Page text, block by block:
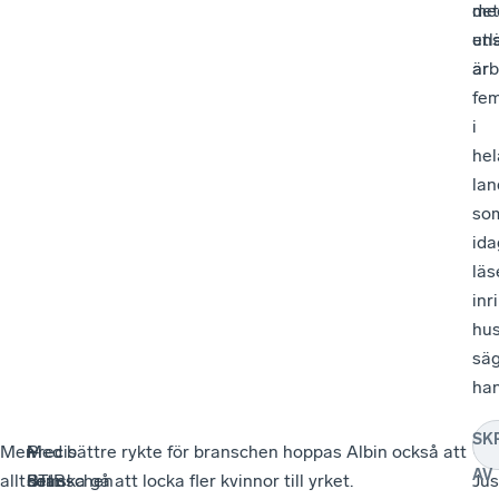
det
är
i
Men
allt
–
Branschen
Precis
som
–
STIB-
Med bättre rykte för branschen hoppas Albin också att
det ska gå att locka fler kvinnor till yrket.
–
AV